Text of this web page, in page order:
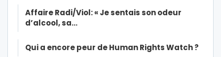
Affaire Radi/Viol: « Je sentais son odeur
d’alcool, sa…
Qui a encore peur de Human Rights Watch ?